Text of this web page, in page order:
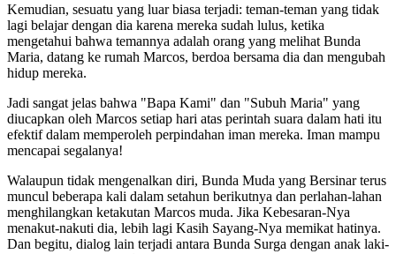
Kemudian, sesuatu yang luar biasa terjadi: teman-teman yang tidak
lagi belajar dengan dia karena mereka sudah lulus, ketika
mengetahui bahwa temannya adalah orang yang melihat Bunda
Maria, datang ke rumah Marcos, berdoa bersama dia dan mengubah
hidup mereka.
Jadi sangat jelas bahwa "Bapa Kami" dan "Subuh Maria" yang
diucapkan oleh Marcos setiap hari atas perintah suara dalam hati itu
efektif dalam memperoleh perpindahan iman mereka. Iman mampu
mencapai segalanya!
Walaupun tidak mengenalkan diri, Bunda Muda yang Bersinar terus
muncul beberapa kali dalam setahun berikutnya dan perlahan-lahan
menghilangkan ketakutan Marcos muda. Jika Kebesaran-Nya
menakut-nakuti dia, lebih lagi Kasih Sayang-Nya memikat hatinya.
Dan begitu, dialog lain terjadi antara Bunda Surga dengan anak laki-